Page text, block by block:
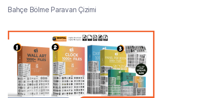
Bahçe Bölme Paravan Çizimi